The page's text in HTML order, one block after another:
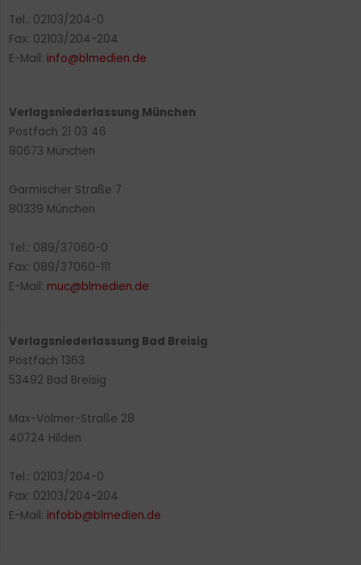
Tel.: 02103/204-0
Fax: 02103/204-204
E-Mail: info@blmedien.de
Verlagsniederlassung München
Postfach 21 03 46
80673 München
Garmischer Straße 7
80339 München
Tel.: 089/37060-0
Fax: 089/37060-111
E-Mail: muc@blmedien.de
Verlagsniederlassung Bad Breisig
Postfach 1363
53492 Bad Breisig
Max-Volmer-Straße 28
40724 Hilden
Tel.: 02103/204-0
Fax: 02103/204-204
E-Mail: infobb@blmedien.de